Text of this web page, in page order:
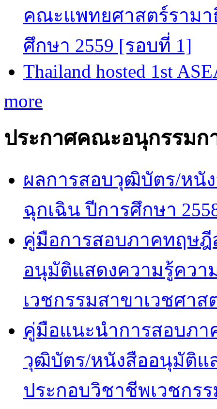
คณะแพทยศาสตร์รามา
ศึกษา 2559 [รอบที่ 1]
Thailand hosted 1st
more
ประกาศคณะอนุกรรมก
ผลการสอบวุฒิบัตร/หนั
ฉุกเฉิน ปีการศึกษา
คู่มือการสอบภาคทฤษ
อนุมัติแสดงความรู้คว
เวชกรรมสาขาเวชศา
คู่มือแนะนำการสอบภา
วุฒิบัตร/หนังสืออนุมัติแ
ประกอบวิชาชีพเวชกร